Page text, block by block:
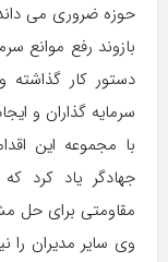
حوزه ضروری می
بازوند رفع موانع
دستور کار
سرمایه گذاران و
با مجموعه این
جهادگر یاد کرد
مقاومتی برای حل
وی سایر مدیران را